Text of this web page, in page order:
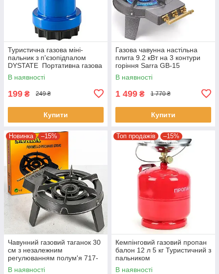
Туристична газова міні-
пальник з п'єзопідпалом
DYSTATE Портативна газова
плита для кемпінгу
В наявності
199 ₴ 249 ₴
Купити
Газова чавунна настільна
плита 9.2 кВт на 3 контури
горіння Sarra GB-15
В наявності
1 499 ₴ 1 770 ₴
Купити
Новинка –15%
Чавунний газовий таганок 30
см з незалежним
регулюванням полум'я 717-
9T
В наявності
Топ продажів –15%
Кемпінговий газовий пропан
балон 12 л 5 кг Туристичний з
пальником
В наявності